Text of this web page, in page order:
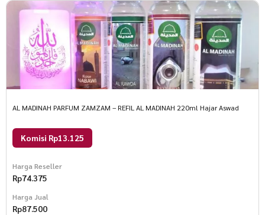
AL MADINAH PARFUM ZAMZAM – REFIL AL MADINAH 220ml Hajar Aswad
Komisi Rp13.125
Harga Reseller
Rp74.375
Harga Jual
Rp87.500